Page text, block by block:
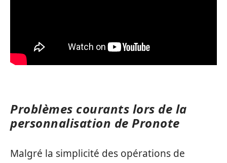
Problèmes courants lors de la
personnalisation de Pronote
Malgré la simplicité des opérations de